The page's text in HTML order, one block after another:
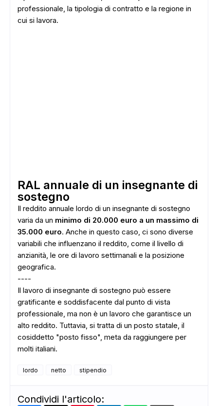
ADS
professionale, la tipologia di contratto e la regione in
cui si lavora.
RAL annuale di un insegnante di
sostegno
Il reddito annuale lordo di un insegnante di sostegno
varia da un minimo di 20.000 euro a un massimo di
35.000 euro. Anche in questo caso, ci sono diverse
variabili che influenzano il reddito, come il livello di
anzianità, le ore di lavoro settimanali e la posizione
geografica.
----
Il lavoro di insegnante di sostegno può essere
gratificante e soddisfacente dal punto di vista
professionale, ma non è un lavoro che garantisce un
alto reddito. Tuttavia, si tratta di un posto statale, il
cosiddetto "posto fisso", meta da raggiungere per
molti italiani.
lordo netto stipendio
Condividi l'articolo: